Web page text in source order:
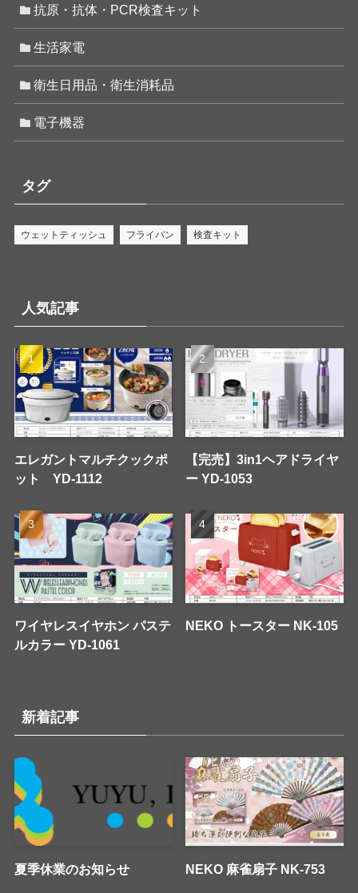
抗原・抗体・PCR検査キット
生活家電
衛生日用品・衛生消耗品
電子機器
タグ
ウェットティッシュ フライパン 検査キット
人気記事
エレガントマルチクックポ
ット YD-1112
【完売】3in1ヘアドライヤ
ー YD-1053
ワイヤレスイヤホン パステ
ルカラー YD-1061
NEKO トースター NK-105
新着記事
夏季休業のお知らせ NEKO 麻雀扇子 NK-753